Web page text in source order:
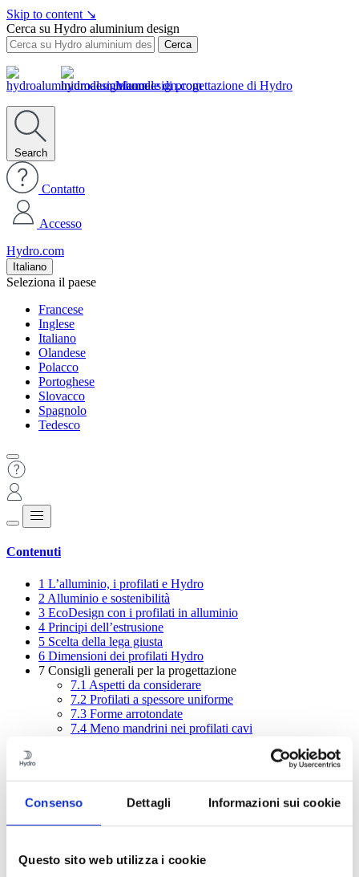
Consenso Dettagli Informazioni sui cookie
Questo sito web utilizza i cookie
Skip to content ↘
Cerca su Hydro aluminium design
Cerca
Manuale di progettazione di Hydro
Search
Contatto
Accesso
Hydro.com
Italiano
Seleziona il paese
Francese
Inglese
Italiano
Olandese
Polacco
Portoghese
Slovacco
Spagnolo
Tedesco
Contenuti
1 L’alluminio, i profilati e Hydro
2 Alluminio e sostenibilità
3 EcoDesign con i profilati in alluminio
4 Principi dell’estrusione
5 Scelta della lega giusta
6 Dimensioni dei profilati Hydro
7 Consigli generali per la progettazione
7.1 Aspetti da considerare
7.2 Profilati a spessore uniforme
7.3 Forme arrotondate
7.4 Meno mandrini nei profilati cavi
7.8Disegno del profilato – aspetti pratici
8La banca delle idee – giunzioni meccaniche
10Giunzione mediante saldatura per fusione
12Tolleranze dei profilati